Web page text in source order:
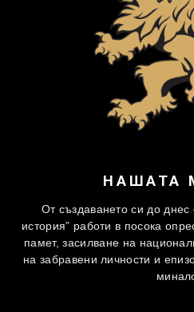
НАШАТА
От създаването си до днес
история” работи в посока
памет, засилване на
на забравени личности и